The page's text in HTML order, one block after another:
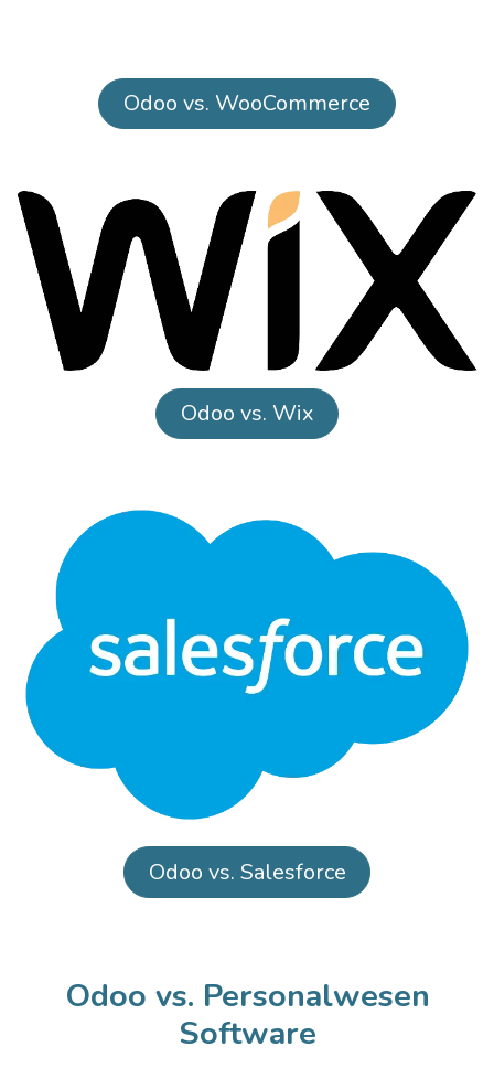
Odoo vs. WooCommerce
Odoo vs. ​Wix
Odoo vs. Salesforce
Odoo vs. Personalwesen
Software